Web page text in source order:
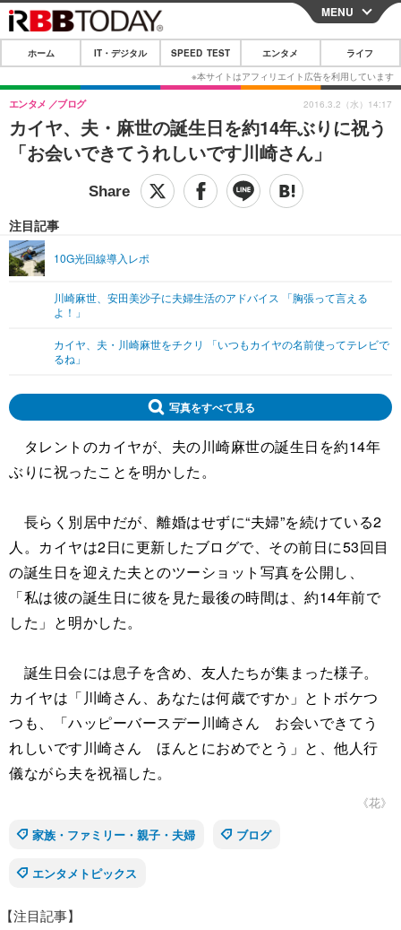
CLOSE
ホーム
IT・デジタル
IT・デジタルTOP スマートフォン
ネタ
その他
SPEED TEST
映画・ドラマ
グラビア
ショッピング その他
ライフTOP
リリース一覧
MENU
ホーム IT・デジタル SPEED TEST エンタメ ライフ
カイヤ、夫・麻世の誕生日を約14年ぶりに祝う
「お会いできてうれしいです川崎さん」
エンタメ ブログ
注目記事
10G光回線導入レポ
川崎麻世、安田美沙子に夫婦生活のアドバイス 「胸張って言える
よ！」
カイヤ、夫・川崎麻世をチクリ 「いつもカイヤの名前使ってテレビで
るね」
2016.3.2（水）14:17
写真をすべて見る
タレントのカイヤが、夫の川崎麻世の誕生日を約14年
ぶりに祝ったことを明かした。
長らく別居中だが、離婚はせずに“夫婦”を続けている2
人。カイヤは2日に更新したブログで、その前日に53回目
の誕生日を迎えた夫とのツーショット写真を公開し、
「私は彼の誕生日に彼を見た最後の時間は、約14年前で
した」と明かした。
誕生日会には息子を含め、友人たちが集まった様子。
カイヤは「川崎さん、あなたは何歳ですか」とトボケつ
つも、「ハッピーバースデー川崎さん お会いできてう
れしいです川崎さん ほんとにおめでとう」と、他人行
儀ながら夫を祝福した。
《花》
家族・ファミリー・親子・夫婦
ブログ
エンタメトピックス
【注目記事】